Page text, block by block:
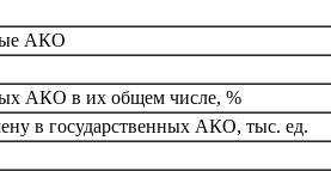
АКО
АКО в их общем числе, %
в государственных АКО, тыс. ед.